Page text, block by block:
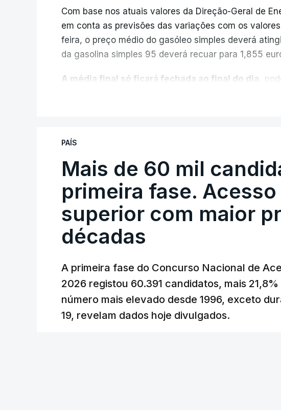
Com base nos atuais valores da Direção-Geral de
em conta as previsões das variações com os
feira, o preço médio do gasóleo simples deverá
da gasolina simples 95 deverá recuar para 1,855
A média final só ficará fechada ao final do dia,
também poderá alterar os valores previstos.
O Governo comprometeu-se a aplicar uma redução
sempre que se verifique um aumento do preço dos
cêntimos, para mitigar a escalada de preços.
Depois de uma subida inicial devido à guerra no
Oriente e ao fecho do estreito de Ormuz, os preços
No entanto, com o retomar do conflito, as últimas
uma subida acentuada, tendência que deverá ser
PAÍS
Mais de 60 mil
primeira fase.
superior com maior
décadas
A primeira fase do Concurso Nacional de
2026 registou 60.391 candidatos, mais
número mais elevado desde 1996, exceto
19, revelam dados hoje divulgados.